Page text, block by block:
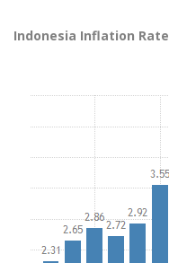
Indonesia Inflation Rate